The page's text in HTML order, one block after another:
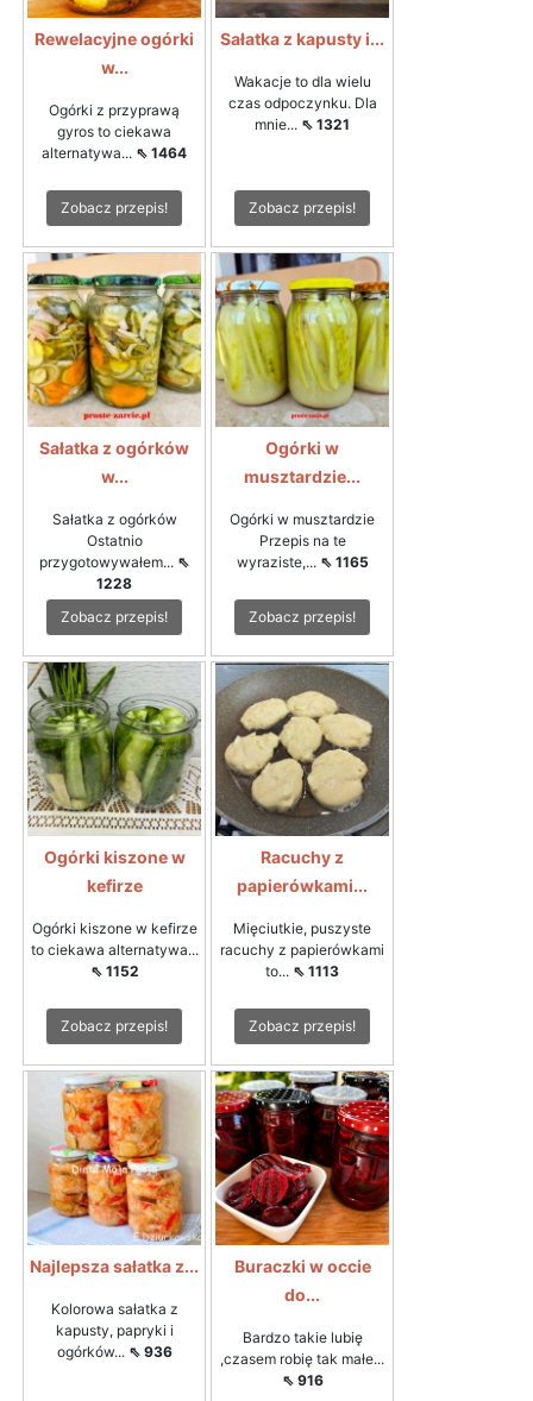
Rewelacyjne ogórki
w...
Ogórki z przyprawą
gyros to ciekawa
alternatywa... ⇖ 1464
Zobacz przepis!
Sałatka z kapusty i...
Wakacje to dla wielu
czas odpoczynku. Dla
mnie... ⇖ 1321
Zobacz przepis!
Sałatka z ogórków
w...
Sałatka z ogórków
Ostatnio
przygotowywałem... ⇖
1228
Zobacz przepis!
Ogórki w
musztardzie...
Ogórki w musztardzie
Przepis na te
wyraziste,... ⇖ 1165
Zobacz przepis!
Ogórki kiszone w
kefirze
Ogórki kiszone w kefirze
to ciekawa alternatywa...
⇖ 1152
Zobacz przepis!
Racuchy z
papierówkami...
Mięciutkie, puszyste
racuchy z papierówkami
to... ⇖ 1113
Zobacz przepis!
Najlepsza sałatka z...
Kolorowa sałatka z
kapusty, papryki i
ogórków... ⇖ 936
Buraczki w occie
do...
Bardzo takie lubię
,czasem robię tak małe...
⇖ 916